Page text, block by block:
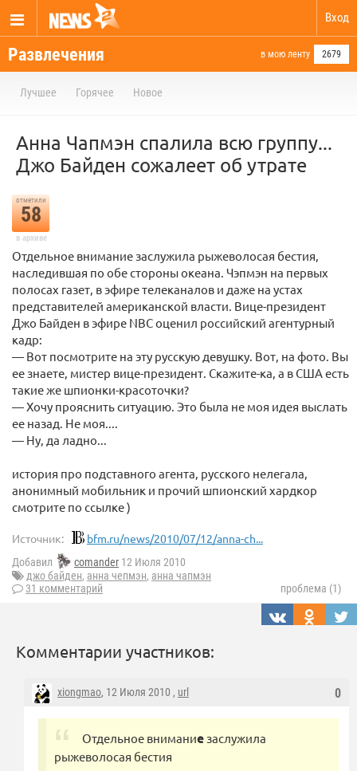
Вход
Развлечения в мою ленту 2679
Лучшее Горячее Новое
Анна Чапмэн спалила всю группу...
Джо Байден сожалеет об утрате
отметили
58
в архиве
Отдельное внимание заслужила рыжеволосая бестия,
наследившая по обе стороны океана. Чэпмэн на первых
полосах газет, в эфире телеканалов и даже на устах
представителей американской власти. Вице-президент
Джо Байден в эфире NBC оценил российский агентурный
кадр:
— Вот посмотрите на эту русскую девушку. Вот, на фото. Вы
ее знаете, мистер вице-президент. Скажите-ка, а в США есть
такие же шпионки-красоточки?
— Хочу прояснить ситуацию. Это была не моя идея выслать
ее назад. Не моя....
— Ну, да ладно...
история про подставного агента, русского нелегала,
анонимный мобильник и прочий шпионский хардкор
смотрите по ссылке )
Источник: bfm.ru/news/2010/07/12/anna-ch...
Добавил comander 12 Июля 2010
джо байден, анна чепмэн, анна чапмэн
31 комментарий
проблема (1)
Комментарии участников:
0
xiongmao, 12 Июля 2010 , url
Отдельное внимание заслужила
рыжеволосая бестия